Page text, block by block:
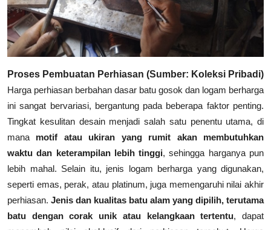
Proses Pembuatan Perhiasan (Sumber: Koleksi Pribadi)
Harga perhiasan berbahan dasar batu gosok dan logam berharga
ini sangat bervariasi, bergantung pada beberapa faktor penting.
Tingkat kesulitan desain menjadi salah satu penentu utama, di
mana motif atau ukiran yang rumit akan membutuhkan
waktu dan keterampilan lebih tinggi, sehingga harganya pun
lebih mahal. Selain itu, jenis logam berharga yang digunakan,
seperti emas, perak, atau platinum, juga memengaruhi nilai akhir
perhiasan. Jenis dan kualitas batu alam yang dipilih, terutama
batu dengan corak unik atau kelangkaan tertentu, dapat